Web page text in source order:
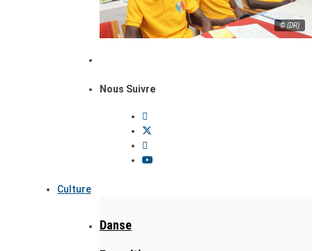
© (DR)
Nous Suivre
Culture
Danse